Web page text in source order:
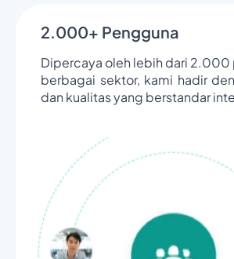
2.000+ Pengguna
Dipercaya oleh lebih dari 2.000
berbagai sektor, kami hadir
dan kualitas yang berstandar